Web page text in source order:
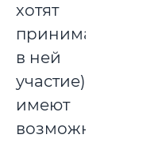
хотят
принимать
в ней
участие),
имеют
возможность